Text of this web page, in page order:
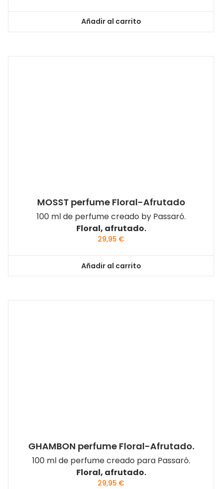
Añadir al carrito
MOSST perfume Floral-Afrutado
100 ml de perfume creado by Passaró.
Floral, afrutado.
29,95 €
Añadir al carrito
GHAMBON perfume Floral-Afrutado.
100 ml de perfume creado para Passaró.
Floral, afrutado.
29,95 €